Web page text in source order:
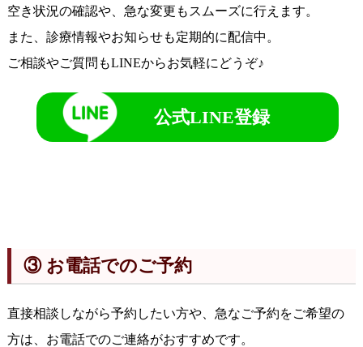
空き状況の確認や、急な変更もスムーズに行えます。
また、診療情報やお知らせも定期的に配信中。
ご相談やご質問もLINEからお気軽にどうぞ♪
公式LINE登録
③ お電話でのご予約
直接相談しながら予約したい方や、急なご予約をご希望の
方は、お電話でのご連絡がおすすめです。